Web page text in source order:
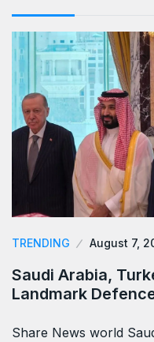
TRENDING August 7,
Saudi Arabia,
Landmark
Share News world